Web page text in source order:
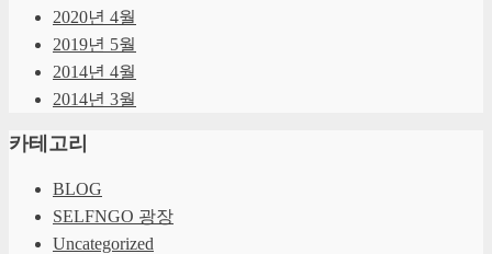
2020년 4월
2019년 5월
2014년 4월
2014년 3월
카테고리
BLOG
SELFNGO 광장
Uncategorized